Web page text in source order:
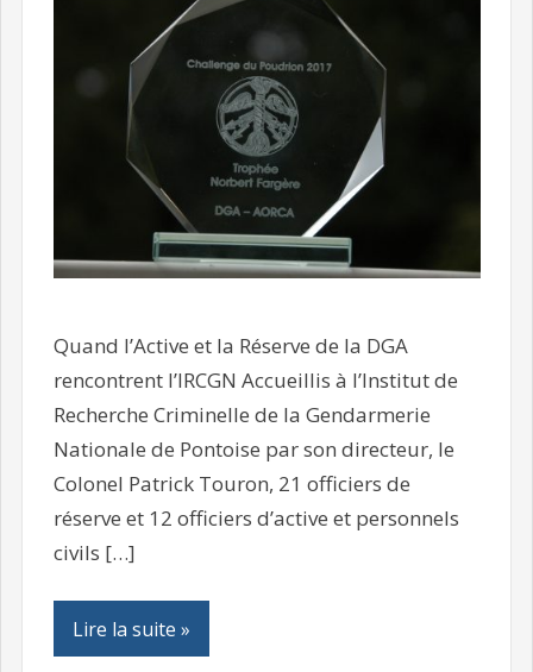
Quand l’Active et la Réserve de la DGA
rencontrent l’IRCGN Accueillis à l’Institut de
Recherche Criminelle de la Gendarmerie
Nationale de Pontoise par son directeur, le
Colonel Patrick Touron, 21 officiers de
réserve et 12 officiers d’active et personnels
civils […]
Lire la suite »